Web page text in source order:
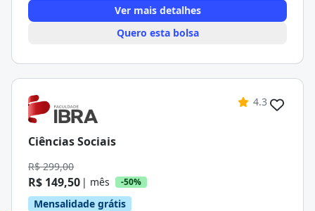
Ver mais detalhes
Quero esta bolsa
4.3
Ciências Sociais
R$ 299,00
R$ 149,50 | mês -50%
Mensalidade grátis